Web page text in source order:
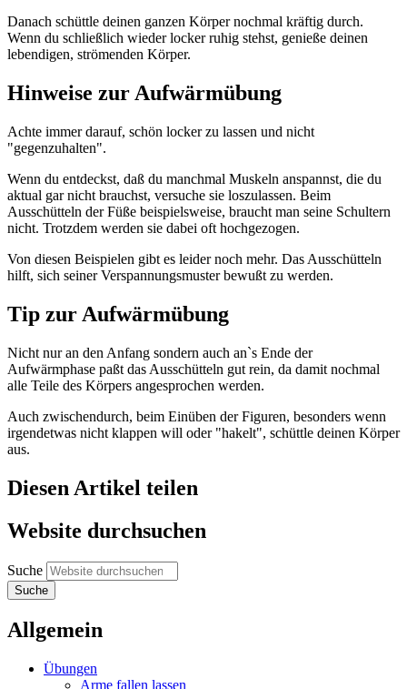
Danach schüttle deinen ganzen Körper nochmal kräftig durch.
Wenn du schließlich wieder locker ruhig stehst, genieße deinen
lebendigen, strömenden Körper.
Hinweise zur Aufwärmübung
Achte immer darauf, schön locker zu lassen und nicht
"gegenzuhalten".
Wenn du entdeckst, daß du manchmal Muskeln anspannst, die du
aktual gar nicht brauchst, versuche sie loszulassen. Beim
Ausschütteln der Füße beispielsweise, braucht man seine Schultern
nicht. Trotzdem werden sie dabei oft hochgezogen.
Von diesen Beispielen gibt es leider noch mehr. Das Ausschütteln
hilft, sich seiner Verspannungsmuster bewußt zu werden.
Tip zur Aufwärmübung
Nicht nur an den Anfang sondern auch an`s Ende der
Aufwärmphase paßt das Ausschütteln gut rein, da damit nochmal
alle Teile des Körpers angesprochen werden.
Auch zwischendurch, beim Einüben der Figuren, besonders wenn
irgendetwas nicht klappen will oder "hakelt", schüttle deinen Körper
aus.
Diesen Artikel teilen
Website durchsuchen
Suche
Allgemein
Übungen
Arme fallen lassen